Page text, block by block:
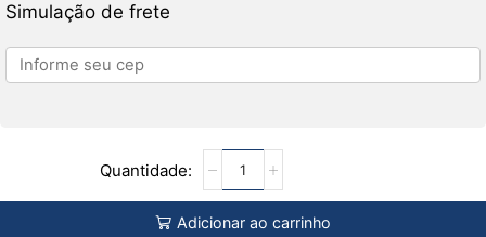
Simulação de frete
Adicionar ao carrinho